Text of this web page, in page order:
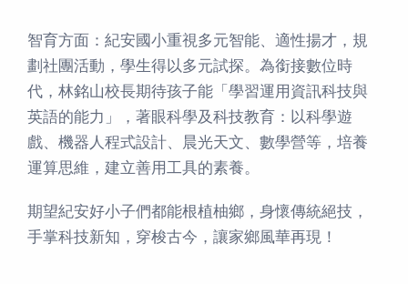
智育方面：紀安國小重視多元智能、適性揚才，規
劃社團活動，學生得以多元試探。為銜接數位時
代，林銘山校長期待孩子能「學習運用資訊科技與
英語的能力」，著眼科學及科技教育：以科學遊
戲、機器人程式設計、晨光天文、數學營等，培養
運算思維，建立善用工具的素養。
期望紀安好小子們都能根植柚鄉，身懷傳統絕技，
手掌科技新知，穿梭古今，讓家鄉風華再現！